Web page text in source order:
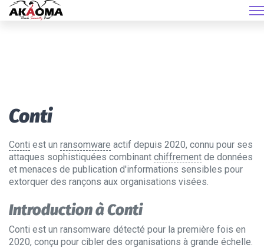
Conti
Conti est un ransomware actif depuis 2020, connu pour ses
attaques sophistiquées combinant chiffrement de données
et menaces de publication d'informations sensibles pour
extorquer des rançons aux organisations visées.
Introduction à Conti
Conti est un ransomware détecté pour la première fois en
2020, conçu pour cibler des organisations à grande échelle.